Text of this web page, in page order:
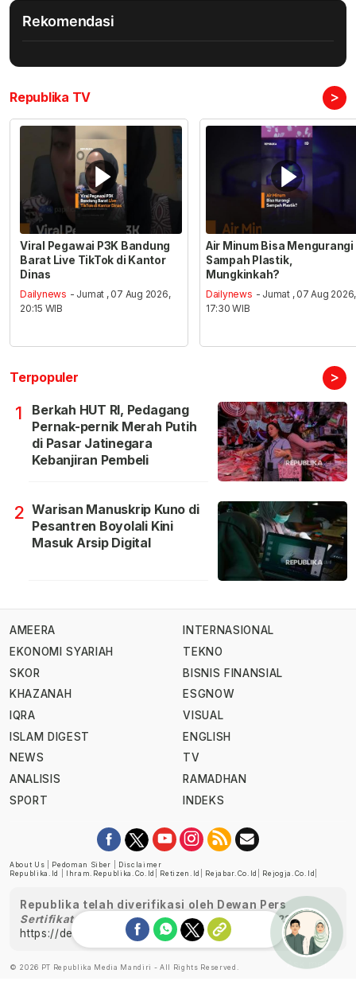
Rekomendasi
Republika TV >
Viral Pegawai P3K Bandung
Barat Live TikTok di Kantor
Dinas
Dailynews - Jumat , 07 Aug 2026,
20:15 WIB
Air Minum Bisa Mengurangi
Sampah Plastik,
Mungkinkah?
Dailynews - Jumat , 07 Aug 2026,
17:30 WIB
Terpopuler >
1
Berkah HUT RI, Pedagang
Pernak-pernik Merah Putih
di Pasar Jatinegara
Kebanjiran Pembeli
2 Warisan Manuskrip Kuno di
Pesantren Boyolali Kini
Masuk Arsip Digital
AMEERA
EKONOMI SYARIAH
SKOR
KHAZANAH
IQRA
ISLAM DIGEST
NEWS
ANALISIS
SPORT
INTERNASIONAL
TEKNO
BISNIS FINANSIAL
ESGNOW
VISUAL
ENGLISH
TV
RAMADHAN
INDEKS
About Us Pedoman Siber
Disclaimer
Republika.id
Ihram.republika.co.id Retizen.id Rejabar.co.id Rejogja.co.id
Republika telah diverifikasi oleh Dewan Pers
Sertifikat Nomor 1058/DP-Verifikasi/K/XII/2022
https://dewanpers.or.id/data/perusahaanpers
© 2026 PT Republika Media Mandiri - All Rights Reserved. Ask me!